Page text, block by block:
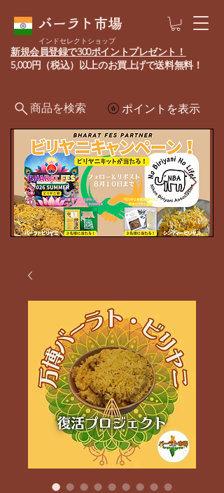
バーラト市場
ポイントを表示
新規会員登録で300ポイントプレゼント！
5,000円（税込）以上のお買上げで送料無料！
インドセレクトショップ
商品を検索